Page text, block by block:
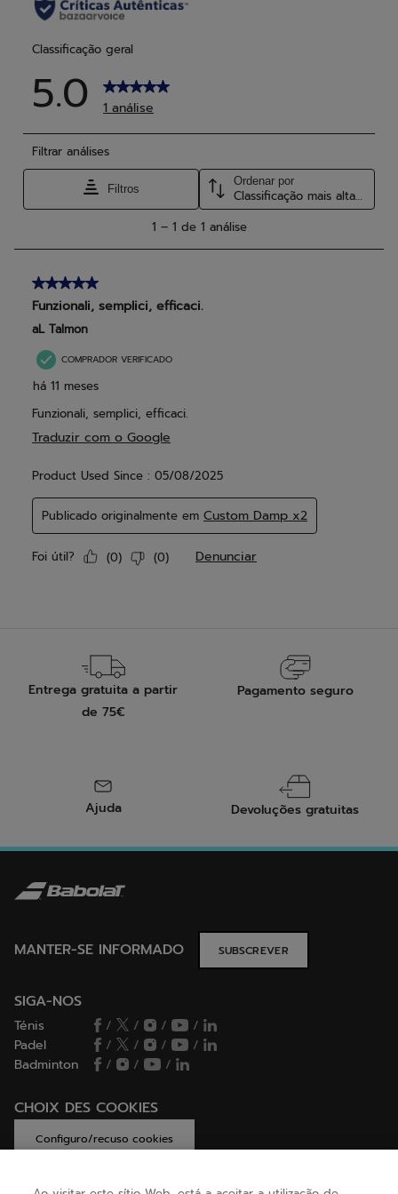
Entrega gratuita a partir
de 75€
Pagamento seguro
Ajuda Devoluções gratuitas
MANTER-SE INFORMADO SUBSCREVER
SIGA-NOS
Ténis / / /
/
Padel
/ / /
/
Badminton
/ / /
CHOIX DES COOKIES
Configuro/recuso cookies